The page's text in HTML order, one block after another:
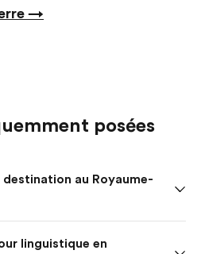
→
posées
au Royaume-
linguistique en